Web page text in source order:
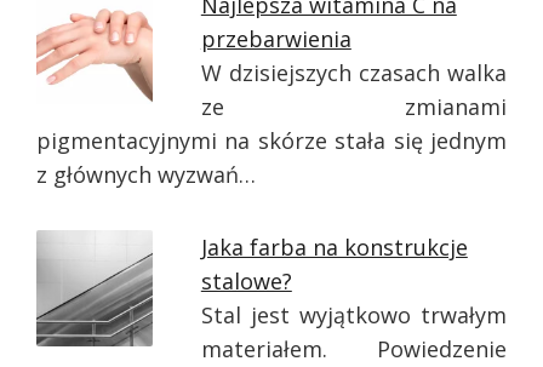
przebarwienia
W dzisiejszych czasach walka
ze zmianami
pigmentacyjnymi na skórze stała się jednym
z głównych wyzwań…
Jaka farba na konstrukcje
stalowe?
Stal jest wyjątkowo trwałym
materiałem. Powiedzenie